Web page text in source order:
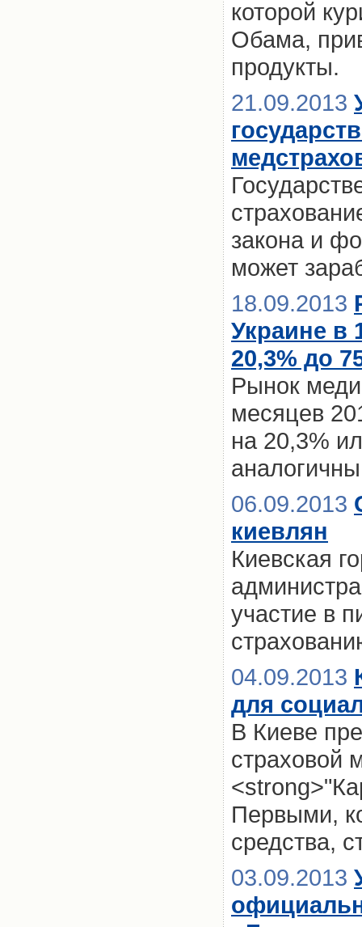
которой
Обама,
продукты.
21.09.2013
закона и
может
18.09.2013
Украине в
20,3% до
Рынок
месяцев
на 20,3%
06.09.2013
киевлян
Киевская
участие в
04.09.2013
для
В Киеве
страховой
Первыми,
средства,
03.09.2013